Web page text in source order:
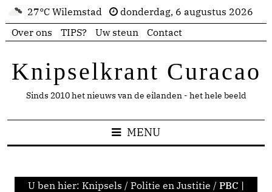
27°C Wilemstad
donderdag, 6 augustus 2026
Over ons
TIPS? Uw steun Contact
Knipselkrant Curacao
Sinds 2010 het nieuws van de eilanden - het hele beeld
MENU
U ben hier: Knipsels / Politie en Justitie / PBC |